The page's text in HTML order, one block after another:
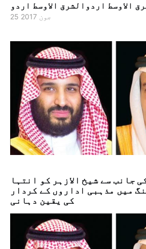
الاوسط اردوالشرق الاوسط اردو
25 جون 2017
جانب سے شیخ الازہر کو انتہا
میں مذہبی اداروں کے کردار
کی یقین دہانی